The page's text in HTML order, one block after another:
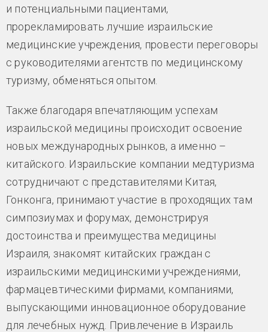
и потенциальными пациентами,
прорекламировать лучшие израильские
медицинские учреждения, провести переговоры
с руководителями агентств по медицинскому
туризму, обменяться опытом.
Также благодаря впечатляющим успехам
израильской медицины происходит освоение
новых международных рынков, а именно –
китайского. Израильские компании медтуризма
сотрудничают с представителями Китая,
Гонконга, принимают участие в проходящих там
симпозиумах и форумах, демонстрируя
достоинства и преимущества медицины
Израиля, знакомят китайских граждан с
израильскими медицинскими учреждениями,
фармацевтическими фирмами, компаниями,
выпускающими инновационное оборудование
для лечебных нужд. Привлечение в Израиль